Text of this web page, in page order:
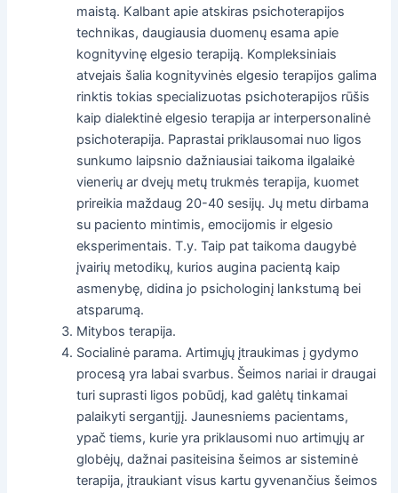
maistą. Kalbant apie atskiras psichoterapijos
technikas, daugiausia duomenų esama apie
kognityvinę elgesio terapiją. Kompleksiniais
atvejais šalia kognityvinės elgesio terapijos galima
rinktis tokias specializuotas psichoterapijos rūšis
kaip dialektinė elgesio terapija ar interpersonalinė
psichoterapija. Paprastai priklausomai nuo ligos
sunkumo laipsnio dažniausiai taikoma ilgalaikė
vienerių ar dvejų metų trukmės terapija, kuomet
prireikia maždaug 20-40 sesijų. Jų metu dirbama
su paciento mintimis, emocijomis ir elgesio
eksperimentais. T.y. Taip pat taikoma daugybė
įvairių metodikų, kurios augina pacientą kaip
asmenybę, didina jo psichologinį lankstumą bei
atsparumą.
Mitybos terapija.
Socialinė parama. Artimųjų įtraukimas į gydymo
procesą yra labai svarbus. Šeimos nariai ir draugai
turi suprasti ligos pobūdį, kad galėtų tinkamai
palaikyti sergantįjį. Jaunesniems pacientams,
ypač tiems, kurie yra priklausomi nuo artimųjų ar
globėjų, dažnai pasiteisina šeimos ar sisteminė
terapija, įtraukiant visus kartu gyvenančius šeimos